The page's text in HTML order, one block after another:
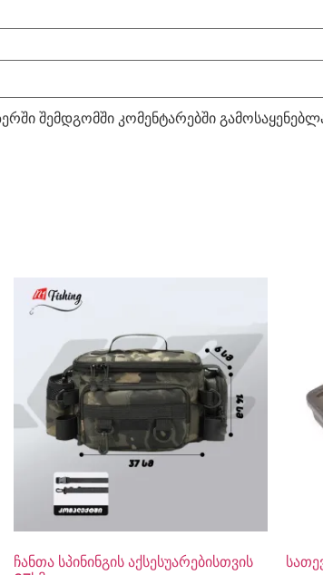
შემდგომში კომენტარებში
ჩანთა სპინინგის აქსესუარებისთვის